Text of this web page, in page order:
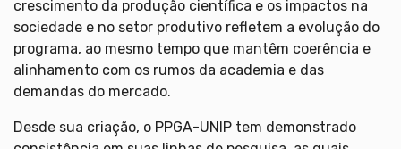
crescimento da produção científica e os impactos na
sociedade e no setor produtivo refletem a evolução do
programa, ao mesmo tempo que mantêm coerência e
alinhamento com os rumos da academia e das
demandas do mercado.
Desde sua criação, o PPGA-UNIP tem demonstrado